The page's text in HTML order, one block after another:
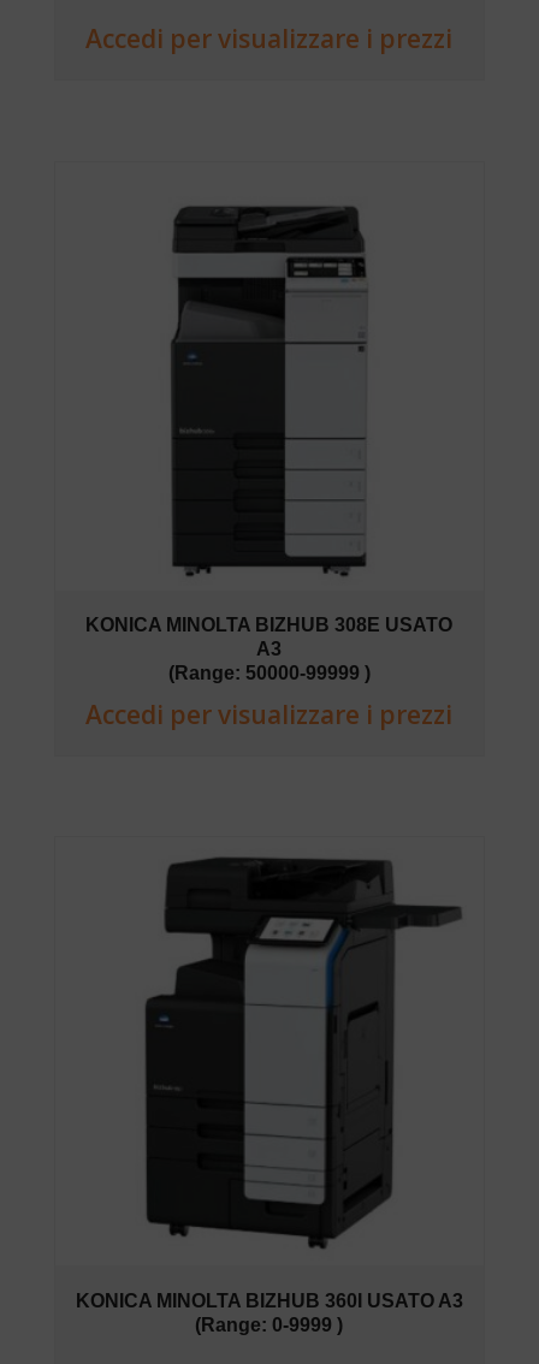
Accedi per visualizzare i prezzi
KONICA MINOLTA BIZHUB 308E USATO
A3
(Range: 50000-99999 )
Accedi per visualizzare i prezzi
KONICA MINOLTA BIZHUB 360I USATO A3
(Range: 0-9999 )